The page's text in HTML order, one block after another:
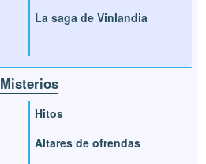
La saga de Vinlandia
Misterios
Hitos
Altares de ofrendas